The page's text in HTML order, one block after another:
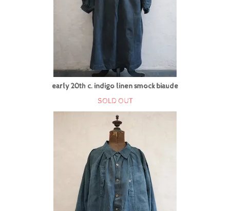
early 20th c. indigo linen smock biaude
SOLD OUT